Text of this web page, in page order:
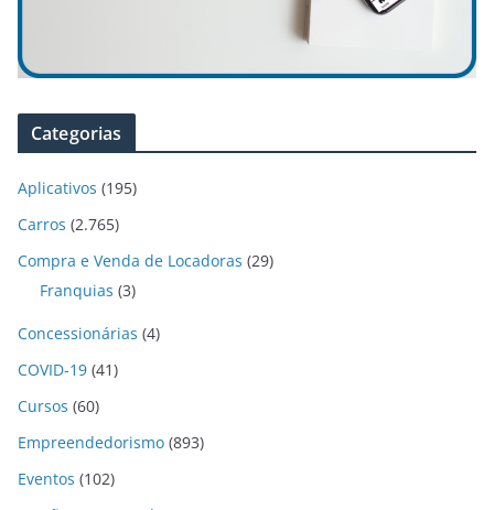
Categorias
Aplicativos (195)
Carros (2.765)
Compra e Venda de Locadoras (29)
Franquias (3)
Concessionárias (4)
COVID-19 (41)
Cursos (60)
Empreendedorismo (893)
Eventos (102)